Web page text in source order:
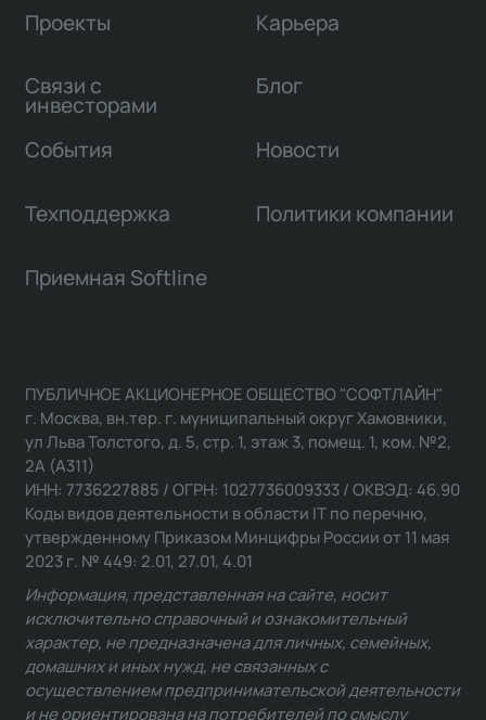
Проекты
Связи с
инвесторами
Карьера
Блог
События Новости
Техподдержка Политики компании
Приемная Softline
ПУБЛИЧНОЕ АКЦИОНЕРНОЕ ОБЩЕСТВО "СОФТЛАЙН"
г. Москва, вн.тер. г. муниципальный округ Хамовники,
ул Льва Толстого, д. 5, стр. 1, этаж 3, помещ. 1, ком. №2,
2А (А311)
ИНН: 7736227885 / ОГРН: 1027736009333 / ОКВЭД: 46.90
Коды видов деятельности в области IT по перечню,
утвержденному Приказом Минцифры России от 11 мая
2023 г. № 449: 2.01, 27.01, 4.01
Информация, представленная на сайте, носит
исключительно справочный и ознакомительный
характер, не предназначена для личных, семейных,
домашних и иных нужд, не связанных с
осуществлением предпринимательской деятельности
и не ориентирована на потребителей по смыслу